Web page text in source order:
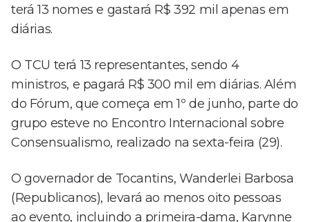
terá 13 nomes e gastará R$ 392 mil apenas em
diárias.
O TCU terá 13 representantes, sendo 4
ministros, e pagará R$ 300 mil em diárias. Além
do Fórum, que começa em 1º de junho, parte do
grupo esteve no Encontro Internacional sobre
Consensualismo, realizado na sexta-feira (29).
O governador de Tocantins, Wanderlei Barbosa
(Republicanos), levará ao menos oito pessoas
ao evento, incluindo a primeira-dama, Karynne